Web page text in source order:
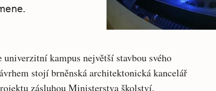
kampus největší stavbou svého
stojí brněnská architektonická kancelář
zásluhou Ministerstva školství,